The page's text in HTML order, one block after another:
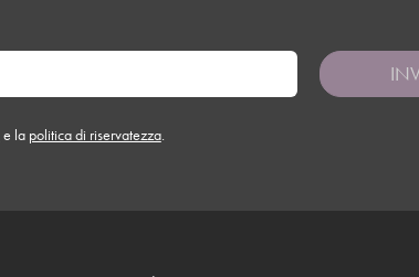
e la politica di riservatezza.